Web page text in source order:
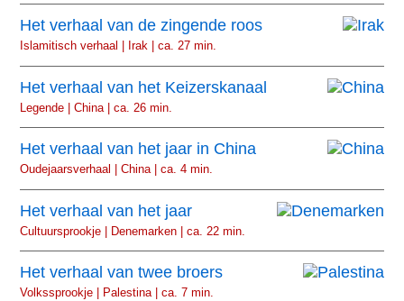
Het verhaal van de zingende roos
Islamitisch verhaal | Irak | ca. 27 min.
Het verhaal van het Keizerskanaal
Legende | China | ca. 26 min.
Het verhaal van het jaar in China
Oudejaarsverhaal | China | ca. 4 min.
Het verhaal van het jaar
Cultuursprookje | Denemarken | ca. 22 min.
Het verhaal van twee broers
Volkssprookje | Palestina | ca. 7 min.